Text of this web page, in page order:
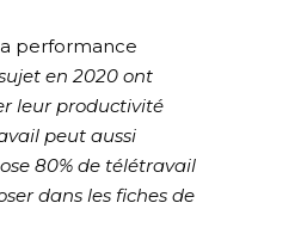
performance
en 2020 ont
leur productivité
peut aussi
80% de télétravail
dans les fiches de